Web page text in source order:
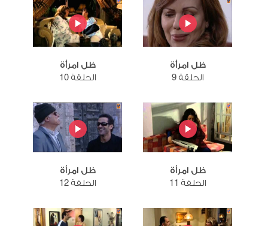
ظل امرأة
الحلقة 9
ظل امرأة
الحلقة 10
ظل امرأة
الحلقة 11
ظل امرأة
الحلقة 12